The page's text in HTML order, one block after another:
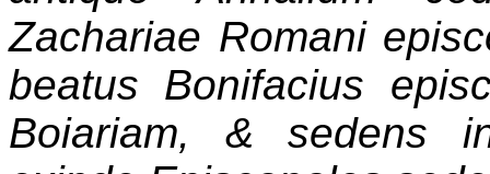
Zachariae Romani
beatus Bonifacius
Boiariam, & sedens